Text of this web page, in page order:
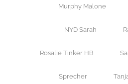
Murphy Malone
NYD Sarah
Rosalie Tinker HB
Sprecher